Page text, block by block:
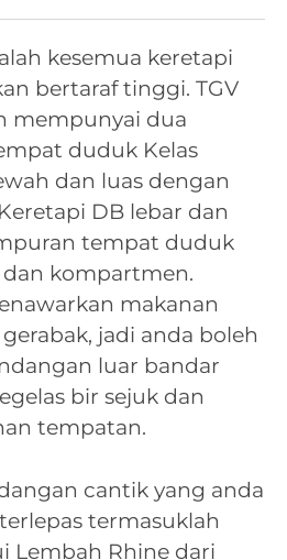
kesemua keretapi
bertaraf tinggi. TGV
mempunyai dua
duduk Kelas
dan luas dengan
DB lebar dan
tempat duduk
kompartmen.
makanan
jadi anda boleh
luar bandar
bir sejuk dan
tempatan.
cantik yang anda
termasuklah
Lembah Rhine dari